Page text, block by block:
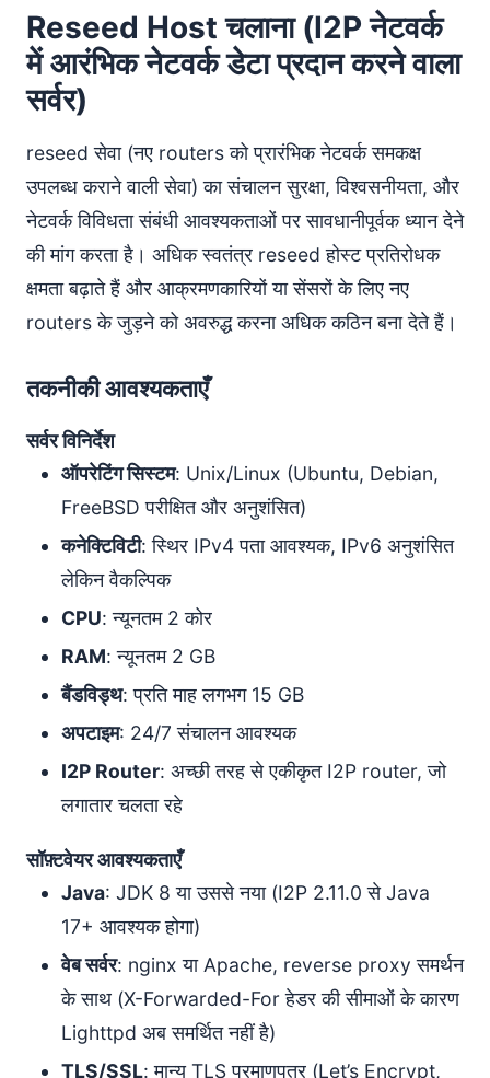
Reseed Host चलाना (I2P नेटवर्क
में आरंभिक नेटवर्क डेटा प्रदान करने वाला
सर्वर)
reseed सेवा (नए routers को प्रारंभिक नेटवर्क समकक्ष
उपलब्ध कराने वाली सेवा) का संचालन सुरक्षा, विश्वसनीयता, और
नेटवर्क विविधता संबंधी आवश्यकताओं पर सावधानीपूर्वक ध्यान देने
की मांग करता है। अधिक स्वतंत्र reseed होस्ट प्रतिरोधक
क्षमता बढ़ाते हैं और आक्रमणकारियों या सेंसरों के लिए नए
routers के जुड़ने को अवरुद्ध करना अधिक कठिन बना देते हैं।
तकनीकी आवश्यकताएँ
सर्वर विनिर्देश
ऑपरेटिंग सिस्टम: Unix/Linux (Ubuntu, Debian,
FreeBSD परीक्षित और अनुशंसित)
कनेक्टिविटी: स्थिर IPv4 पता आवश्यक, IPv6 अनुशंसित
लेकिन वैकल्पिक
CPU: न्यूनतम 2 कोर
RAM: न्यूनतम 2 GB
बैंडविड्थ: प्रति माह लगभग 15 GB
अपटाइम: 24/7 संचालन आवश्यक
I2P Router: अच्छी तरह से एकीकृत I2P router, जो
लगातार चलता रहे
सॉफ़्टवेयर आवश्यकताएँ
Java: JDK 8 या उससे नया (I2P 2.11.0 से Java
17+ आवश्यक होगा)
वेब सर्वर: nginx या Apache, reverse proxy समर्थन
के साथ (X-Forwarded-For हेडर की सीमाओं के कारण
Lighttpd अब समर्थित नहीं है)
TLS/SSL: मान्य TLS प्रमाणपत्र (Let’s Encrypt,